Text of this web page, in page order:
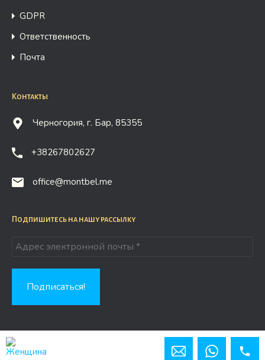
GDPR
Ответственность
Почта
Контакты
Черногория, г. Бар, 85355
+38267802627
office@montbel.me
Подпишитесь на нашу рассылку
Copyright © 2026 Montbel.me